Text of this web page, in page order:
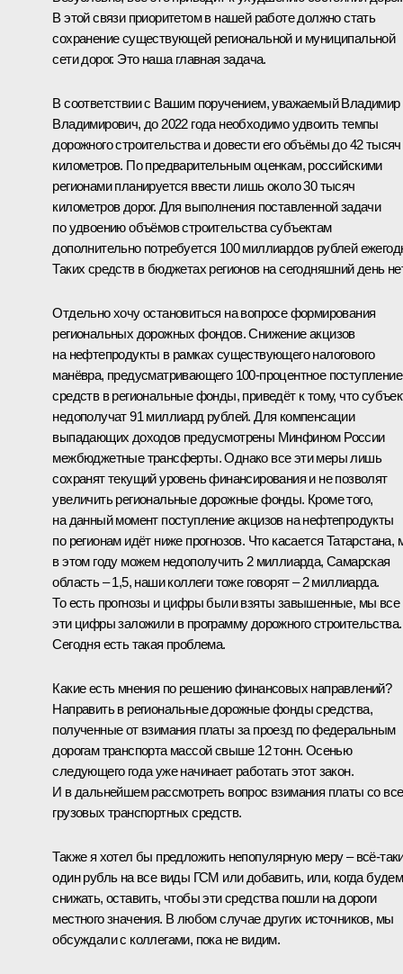
В этой связи приоритетом в нашей работе должно стать
сохранение существующей региональной и муниципальной
сети дорог. Это наша главная задача.
В соответствии с Вашим поручением, уважаемый Владимир
Владимирович, до 2022 года необходимо удвоить темпы
дорожного строительства и довести его объёмы до 42 тысяч
километров. По предварительным оценкам, российскими
регионами планируется ввести лишь около 30 тысяч
километров дорог. Для выполнения поставленной задачи
по удвоению объёмов строительства субъектам
дополнительно потребуется 100 миллиардов рублей
Таких средств в бюджетах регионов на сегодняшний день
Отдельно хочу остановиться на вопросе формирования
региональных дорожных фондов. Снижение акцизов
на нефтепродукты в рамках существующего налогового
манёвра, предусматривающего 100-процентное поступление
средств в региональные фонды, приведёт к тому, что
недополучат 91 миллиард рублей. Для компенсации
выпадающих доходов предусмотрены Минфином России
межбюджетные трансферты. Однако все эти меры лишь
сохранят текущий уровень финансирования и не позволят
увеличить региональные дорожные фонды. Кроме того,
на данный момент поступление акцизов на нефтепродукты
по регионам идёт ниже прогнозов. Что касается Татарстана,
в этом году можем недополучить 2 миллиарда, Самарская
область – 1,5, наши коллеги тоже говорят – 2 миллиарда.
То есть прогнозы и цифры были взяты завышенные, мы все
эти цифры заложили в программу дорожного строительства.
Сегодня есть такая проблема.
Какие есть мнения по решению финансовых направлений?
Направить в региональные дорожные фонды средства,
полученные от взимания платы за проезд по федеральным
дорогам транспорта массой свыше 12 тонн. Осенью
следующего года уже начинает работать этот закон.
И в дальнейшем рассмотреть вопрос взимания платы со
грузовых транспортных средств.
Также я хотел бы предложить непопулярную меру –
один рубль на все виды ГСМ или добавить, или, когда будем
снижать, оставить, чтобы эти средства пошли на дороги
местного значения. В любом случае других источников, мы
обсуждали с коллегами, пока не видим.